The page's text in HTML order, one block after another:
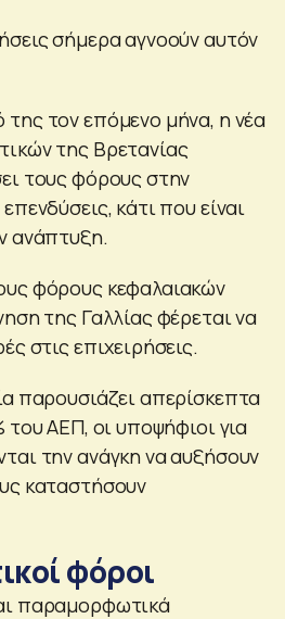
σήμερα αγνοούν αυτόν
τον επόμενο μήνα, η νέα
της Βρετανίας
τους φόρους στην
κάτι που είναι
ανάπτυξη.
φόρους κεφαλαιακών
της Γαλλίας φέρεται να
στις επιχειρήσεις.
παρουσιάζει απερίσκεπτα
του ΑΕΠ, οι υποψήφιοι για
την ανάγκη να αυξήσουν
καταστήσουν
φόροι
παραμορφωτικά